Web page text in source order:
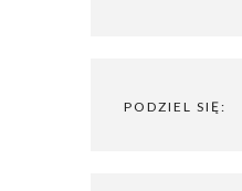
PODZIEL SIĘ: